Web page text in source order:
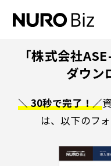
「株式会社
ダウン
＼ 30秒で完了！／
は、以下のフ